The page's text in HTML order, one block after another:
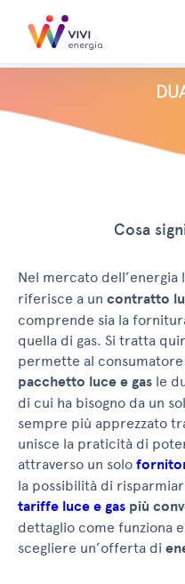
Cosa
Nel mercato dell’energia
riferisce a un contratto
comprende sia la
quella di gas. Si tratta
permette al
pacchetto luce e gas le
di cui ha bisogno da un
sempre più apprezzato
unisce la praticità di
attraverso un solo
la possibilità di
tariffe luce e gas più
dettaglio come funziona
scegliere un’offerta di